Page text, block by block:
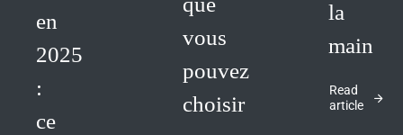
en
2025
:
ce
vous
pouvez
choisir
la
main
Read
article